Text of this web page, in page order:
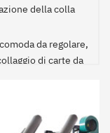
della colla
da regolare,
di carte da